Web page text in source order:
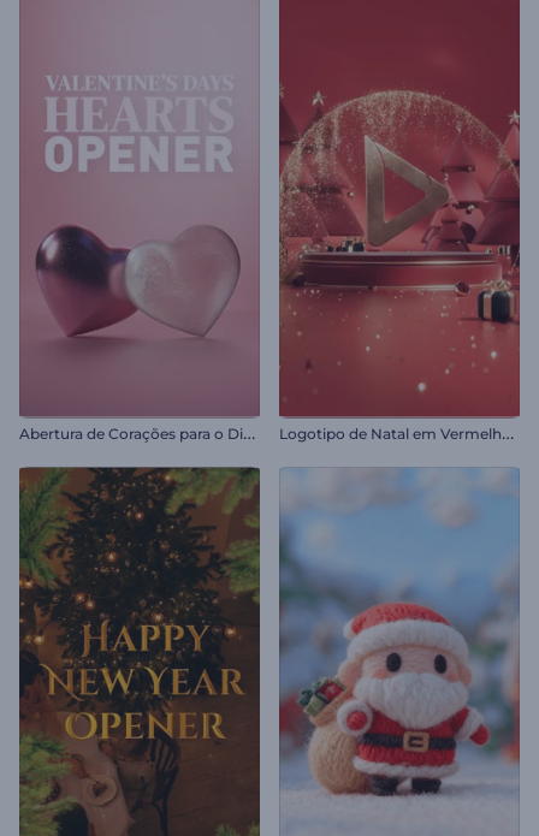
A
bertura de Corações para o Dia dos Namorados L
ogotipo de Natal em Vermelho Rubi